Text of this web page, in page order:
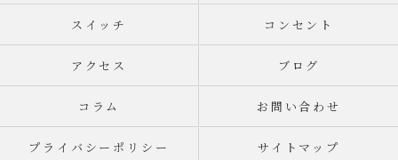
スイッチ コンセント
アクセス ブログ
コラム お問い合わせ
プライバシーポリシー サイトマップ